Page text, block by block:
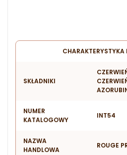
CHARAKTERYSTYKA
SKŁADNIKI
NUMER
KATALOGOWY
INT54
NAZWA
HANDLOWA
ROUGE